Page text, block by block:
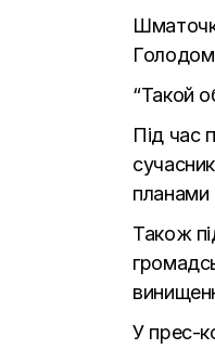
“Такой
Під час
планами
Також
У прес-